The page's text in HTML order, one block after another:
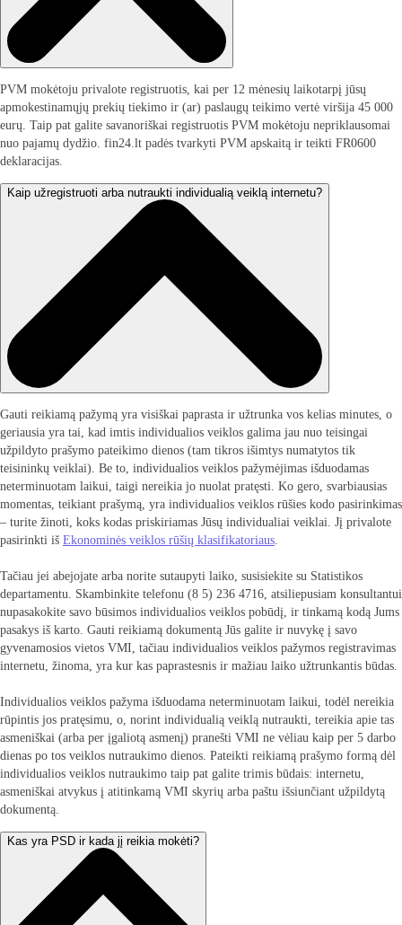
PVM mokėtoju privalote registruotis, kai per 12 mėnesių laikotarpį jūsų
apmokestinamųjų prekių tiekimo ir (ar) paslaugų teikimo vertė viršija 45 000
eurų. Taip pat galite savanoriškai registruotis PVM mokėtoju nepriklausomai
nuo pajamų dydžio. fin24.lt padės tvarkyti PVM apskaitą ir teikti FR0600
deklaracijas.
Kaip užregistruoti arba nutraukti individualią veiklą internetu?
Gauti reikiamą pažymą yra visiškai paprasta ir užtrunka vos kelias minutes, o
geriausia yra tai, kad imtis individualios veiklos galima jau nuo teisingai
užpildyto prašymo pateikimo dienos (tam tikros išimtys numatytos tik
teisininkų veiklai). Be to, individualios veiklos pažymėjimas išduodamas
neterminuotam laikui, taigi nereikia jo nuolat pratęsti. Ko gero, svarbiausias
momentas, teikiant prašymą, yra individualios veiklos rūšies kodo pasirinkimas
– turite žinoti, koks kodas priskiriamas Jūsų individualiai veiklai. Jį privalote
pasirinkti iš Ekonominės veiklos rūšių klasifikatoriaus.
Tačiau jei abejojate arba norite sutaupyti laiko, susisiekite su Statistikos
departamentu. Skambinkite telefonu (8 5) 236 4716, atsiliepusiam konsultantui
nupasakokite savo būsimos individualios veiklos pobūdį, ir tinkamą kodą Jums
pasakys iš karto. Gauti reikiamą dokumentą Jūs galite ir nuvykę į savo
gyvenamosios vietos VMI, tačiau individualios veiklos pažymos registravimas
internetu, žinoma, yra kur kas paprastesnis ir mažiau laiko užtrunkantis būdas.
Individualios veiklos pažyma išduodama neterminuotam laikui, todėl nereikia
rūpintis jos pratęsimu, o, norint individualią veiklą nutraukti, tereikia apie tas
asmeniškai (arba per įgaliotą asmenį) pranešti VMI ne vėliau kaip per 5 darbo
dienas po tos veiklos nutraukimo dienos. Pateikti reikiamą prašymo formą dėl
individualios veiklos nutraukimo taip pat galite trimis būdais: internetu,
asmeniškai atvykus į atitinkamą VMI skyrių arba paštu išsiunčiant užpildytą
dokumentą.
Kas yra PSD ir kada jį reikia mokėti?